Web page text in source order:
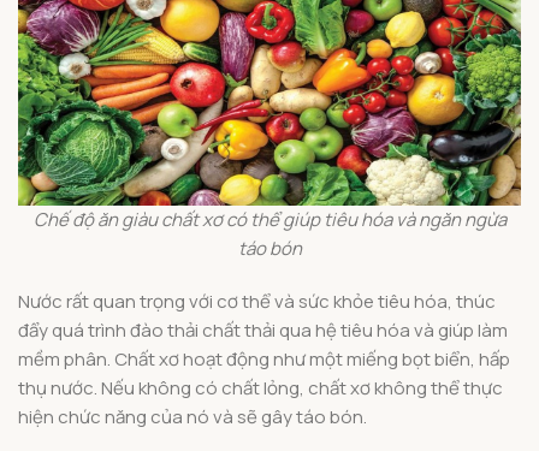
Chế độ ăn giàu chất xơ có thể giúp tiêu hóa và ngăn ngừa
táo bón
Nước rất quan trọng với cơ thể và sức khỏe tiêu hóa, thúc
đẩy quá trình đào thải chất thải qua hệ tiêu hóa và giúp làm
mềm phân. Chất xơ hoạt động như một miếng bọt biển, hấp
thụ nước. Nếu không có chất lỏng, chất xơ không thể thực
hiện chức năng của nó và sẽ gây táo bón.